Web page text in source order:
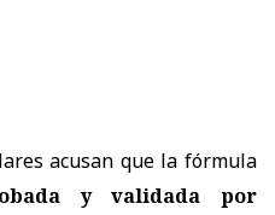
acusan que la fórmula
y validada por